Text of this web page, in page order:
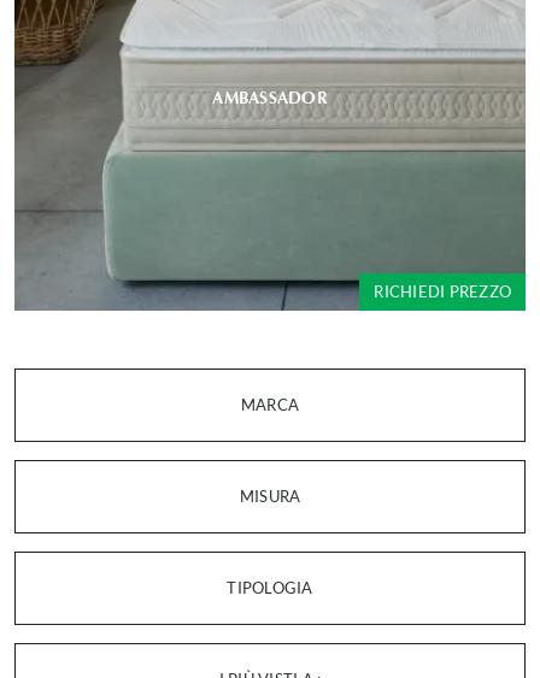
MARCA
MISURA
TIPOLOGIA
AMBASSADOR
RICHIEDI PREZZO